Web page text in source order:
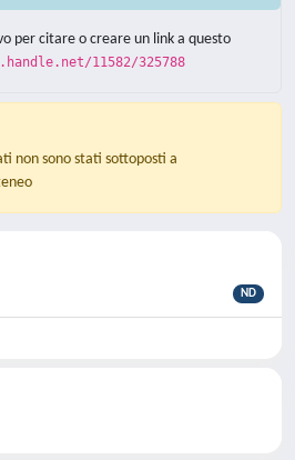
per citare o creare un link a questo
11582/325788
non sono stati sottoposti a
ND